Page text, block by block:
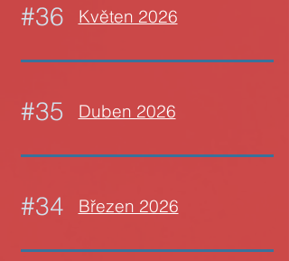
#36 Květen 2026
#35 Duben 2026
#34 Březen 2026